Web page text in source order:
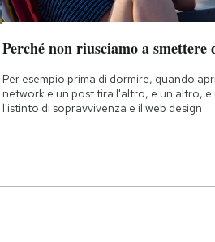
Perché non riusciamo a smettere
Per esempio prima di dormire, quando
network e un post tira l'altro, e un altro,
l'istinto di sopravvivenza e il web design